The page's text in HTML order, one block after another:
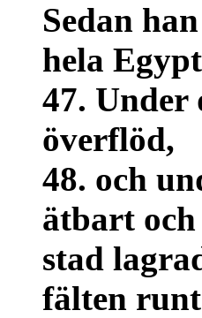
Sedan
hela
47. Under
överflöd,
48. och
ätbart
stad
fälten